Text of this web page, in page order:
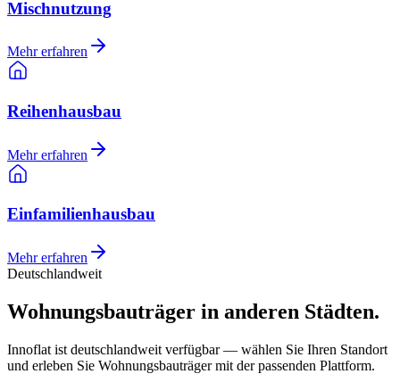
Mischnutzung
Mehr erfahren
Reihenhausbau
Mehr erfahren
Einfamilienhausbau
Mehr erfahren
Deutschlandweit
Wohnungsbauträger in anderen Städten.
Innoflat ist deutschlandweit verfügbar — wählen Sie Ihren Standort
und erleben Sie Wohnungsbauträger mit der passenden Plattform.